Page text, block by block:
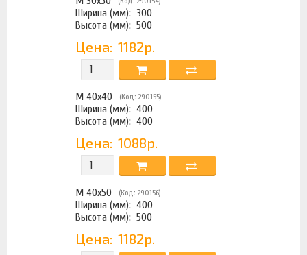
Ширина (мм): 300
Высота (мм): 500
Цена: 1182р.
М 40х40 (Код: 290155)
Ширина (мм): 400
Высота (мм): 400
Цена: 1088р.
М 40х50 (Код: 290156)
Ширина (мм): 400
Высота (мм): 500
Цена: 1182р.